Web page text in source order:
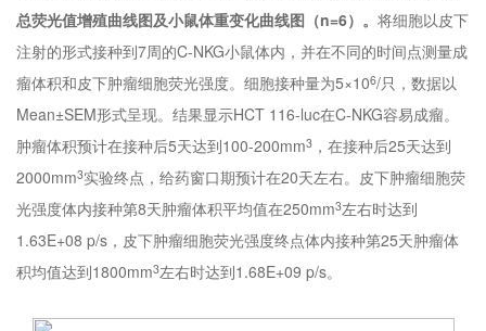
总荧光值增殖曲线图及小鼠体重变化曲线图（n=6）。 将细胞以皮下
注射的形式接种到7周的C-NKG小鼠体内，并在不同的时间点测量成
瘤体积和皮下肿瘤细胞荧光强度。细胞接种量为5×106/只，数据以
Mean±SEM形式呈现。结果显示HCT 116-luc在C-NKG容易成瘤。
肿瘤体积预计在接种后5天达到100-200mm3 ，在接种后25天达到
2000mm3实验终点，给药窗口期预计在20天左右。皮下肿瘤细胞荧
光强度体内接种第8天肿瘤体积平均值在250mm3左右时达到
1.63E+08 p/s，皮下肿瘤细胞荧光强度终点体内接种第25天肿瘤体
积均值达到1800mm3左右时达到1.68E+09 p/s。